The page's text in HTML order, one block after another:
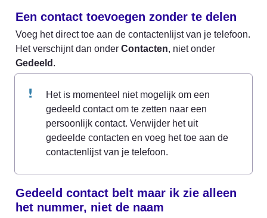
Een contact toevoegen zonder te delen
Voeg het direct toe aan de contactenlijst van je telefoon.
Het verschijnt dan onder Contacten
Gedeeld .
Het is momenteel niet mogelijk om een
gedeeld contact om te zetten naar een
persoonlijk contact. Verwijder het uit
gedeelde contacten en voeg het toe aan de
contactenlijst van je telefoon.
Gedeeld contact belt maar ik zie alleen
het nummer, niet de naam